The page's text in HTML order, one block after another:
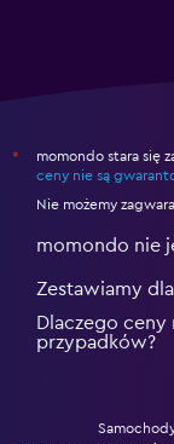
*
momondo stara się
ceny nie są
Nie możemy
momondo nie
Zestawiamy
Dlaczego ceny
przypadków?